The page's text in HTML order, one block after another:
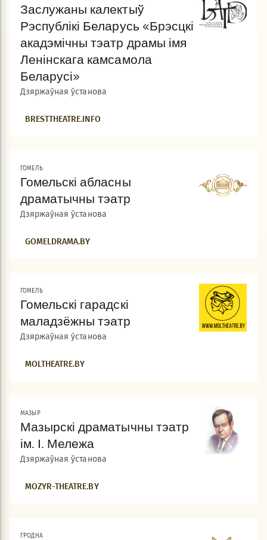
Заслужаны калектыў
Рэспублікі Беларусь «Брэсцкі
акадэмічны тэатр драмы імя
Ленінскага камсамола
Беларусі»
Дзяржаўная ўстанова
BRESTTHEATRE.INFO
ГОМЕЛЬ
Гомельскі абласны
драматычны тэатр
Дзяржаўная ўстанова
GOMELDRAMA.BY
ГОМЕЛЬ
Гомельскі гарадскі
маладзёжны тэатр
Дзяржаўная ўстанова
MOLTHEATRE.BY
МАЗЫР
Мазырскі драматычны тэатр
ім. І. Мележа
Дзяржаўная ўстанова
MOZYR-THEATRE.BY
ГРОДНА